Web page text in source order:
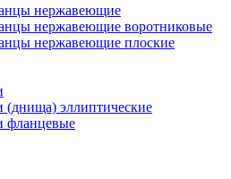
нержавеющие
нержавеющие воротниковые
нержавеющие плоские
(днища) эллиптические
фланцевые